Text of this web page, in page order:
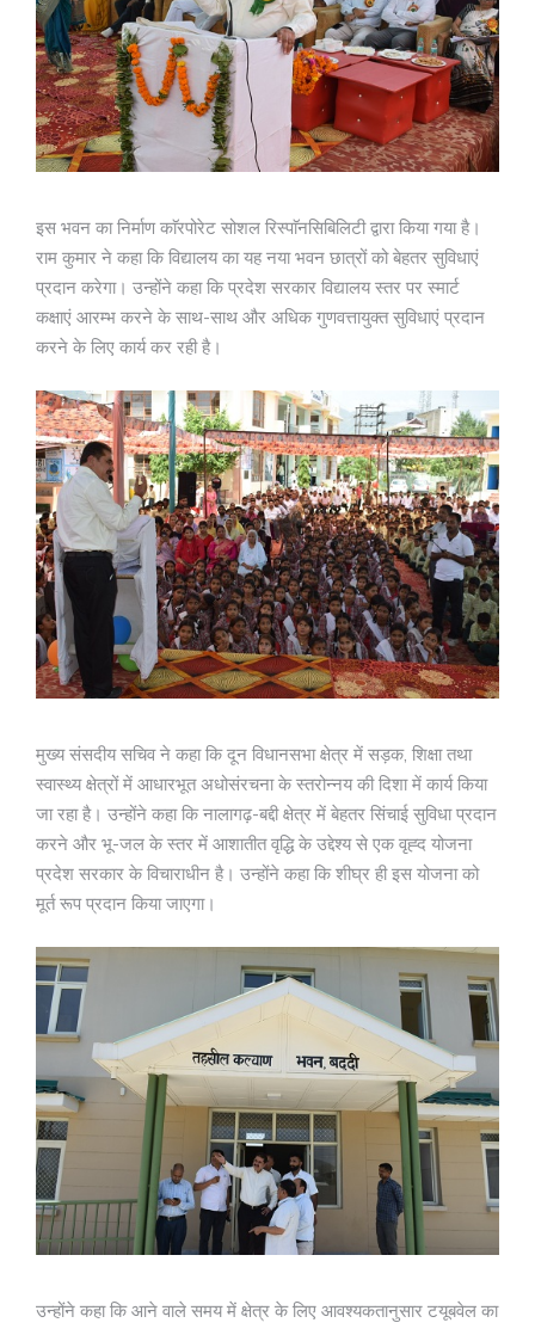
इस भवन का निर्माण काॅरपोरेट सोशल रिस्पाॅनसिबिलिटी द्वारा किया गया है।
राम कुमार ने कहा कि विद्यालय का यह नया भवन छात्रों को बेहतर सुविधाएं
प्रदान करेगा। उन्होंने कहा कि प्रदेश सरकार विद्यालय स्तर पर स्मार्ट
कक्षाएं आरम्भ करने के साथ-साथ और अधिक गुणवत्तायुक्त सुविधाएं प्रदान
करने के लिए कार्य कर रही है।
मुख्य संसदीय सचिव ने कहा कि दून विधानसभा क्षेत्र में सड़क, शिक्षा तथा
स्वास्थ्य क्षेत्रों में आधारभूत अधोसंरचना के स्तरोन्नय की दिशा में कार्य किया
जा रहा है। उन्होंने कहा कि नालागढ़-बद्दी क्षेत्र में बेहतर सिंचाई सुविधा प्रदान
करने और भू-जल के स्तर में आशातीत वृद्धि के उद्देश्य से एक वृह्द योजना
प्रदेश सरकार के विचाराधीन है। उन्होंने कहा कि शीघ्र ही इस योजना को
मूर्त रूप प्रदान किया जाएगा।
उन्होंने कहा कि आने वाले समय में क्षेत्र के लिए आवश्यकतानुसार टयूबवेल का